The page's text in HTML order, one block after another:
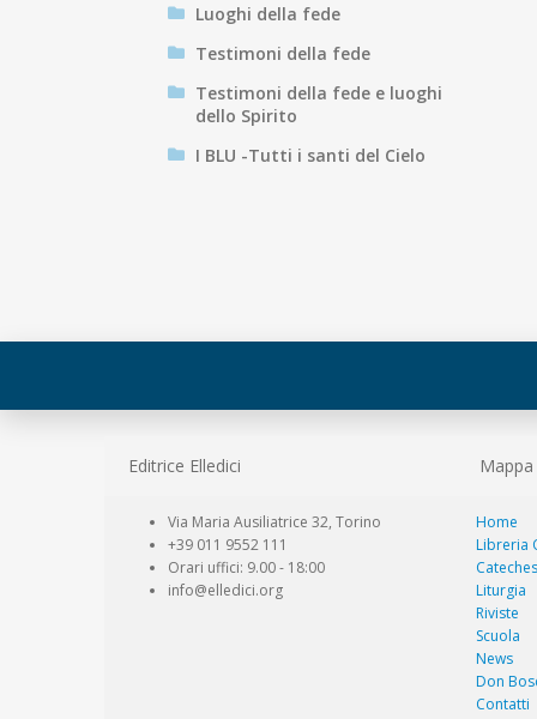
Luoghi della fede
Testimoni della fede
Testimoni della fede e luoghi
dello Spirito
I BLU -Tutti i santi del Cielo
Editrice Elledici
Via Maria Ausiliatrice 32, Torino
+39 011 9552 111
Orari uffici: 9.00 - 18:00
info@elledici.org
Home
Libreria
Liturgia
Riviste
Scuola
News
Don
Contatti